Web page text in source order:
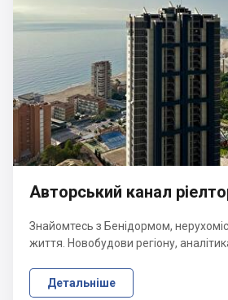
Авторський канал
Знайомтесь з Бенідормом,
життя. Новобудови регіону,
Детальніше